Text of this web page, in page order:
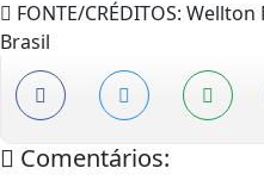
FONTE/CRÉDITOS: Wellton
Brasil
Comentários: